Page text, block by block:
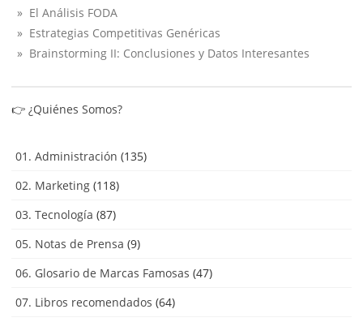
» El Análisis FODA
» Estrategias Competitivas Genéricas
» Brainstorming II: Conclusiones y Datos Interesantes
👉 ¿Quiénes Somos?
01. Administración (135)
02. Marketing (118)
03. Tecnología (87)
05. Notas de Prensa (9)
06. Glosario de Marcas Famosas (47)
07. Libros recomendados (64)